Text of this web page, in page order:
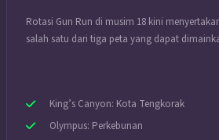
Rotasi Gun Run di musim 18 kini
salah satu dari tiga peta yang dapat
King’s Canyon: Kota Tengkorak
Olympus: Perkebunan